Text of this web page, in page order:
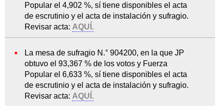
Popular el 4,902 %, sí tiene disponibles el acta
de escrutinio y el acta de instalación y sufragio.
Revisar acta: AQUÍ.
La mesa de sufragio N.° 904200, en la que JP
obtuvo el 93,367 % de los votos y Fuerza
Popular el 6,633 %, sí tiene disponibles el acta
de escrutinio y el acta de instalación y sufragio.
Revisar acta: AQUÍ.